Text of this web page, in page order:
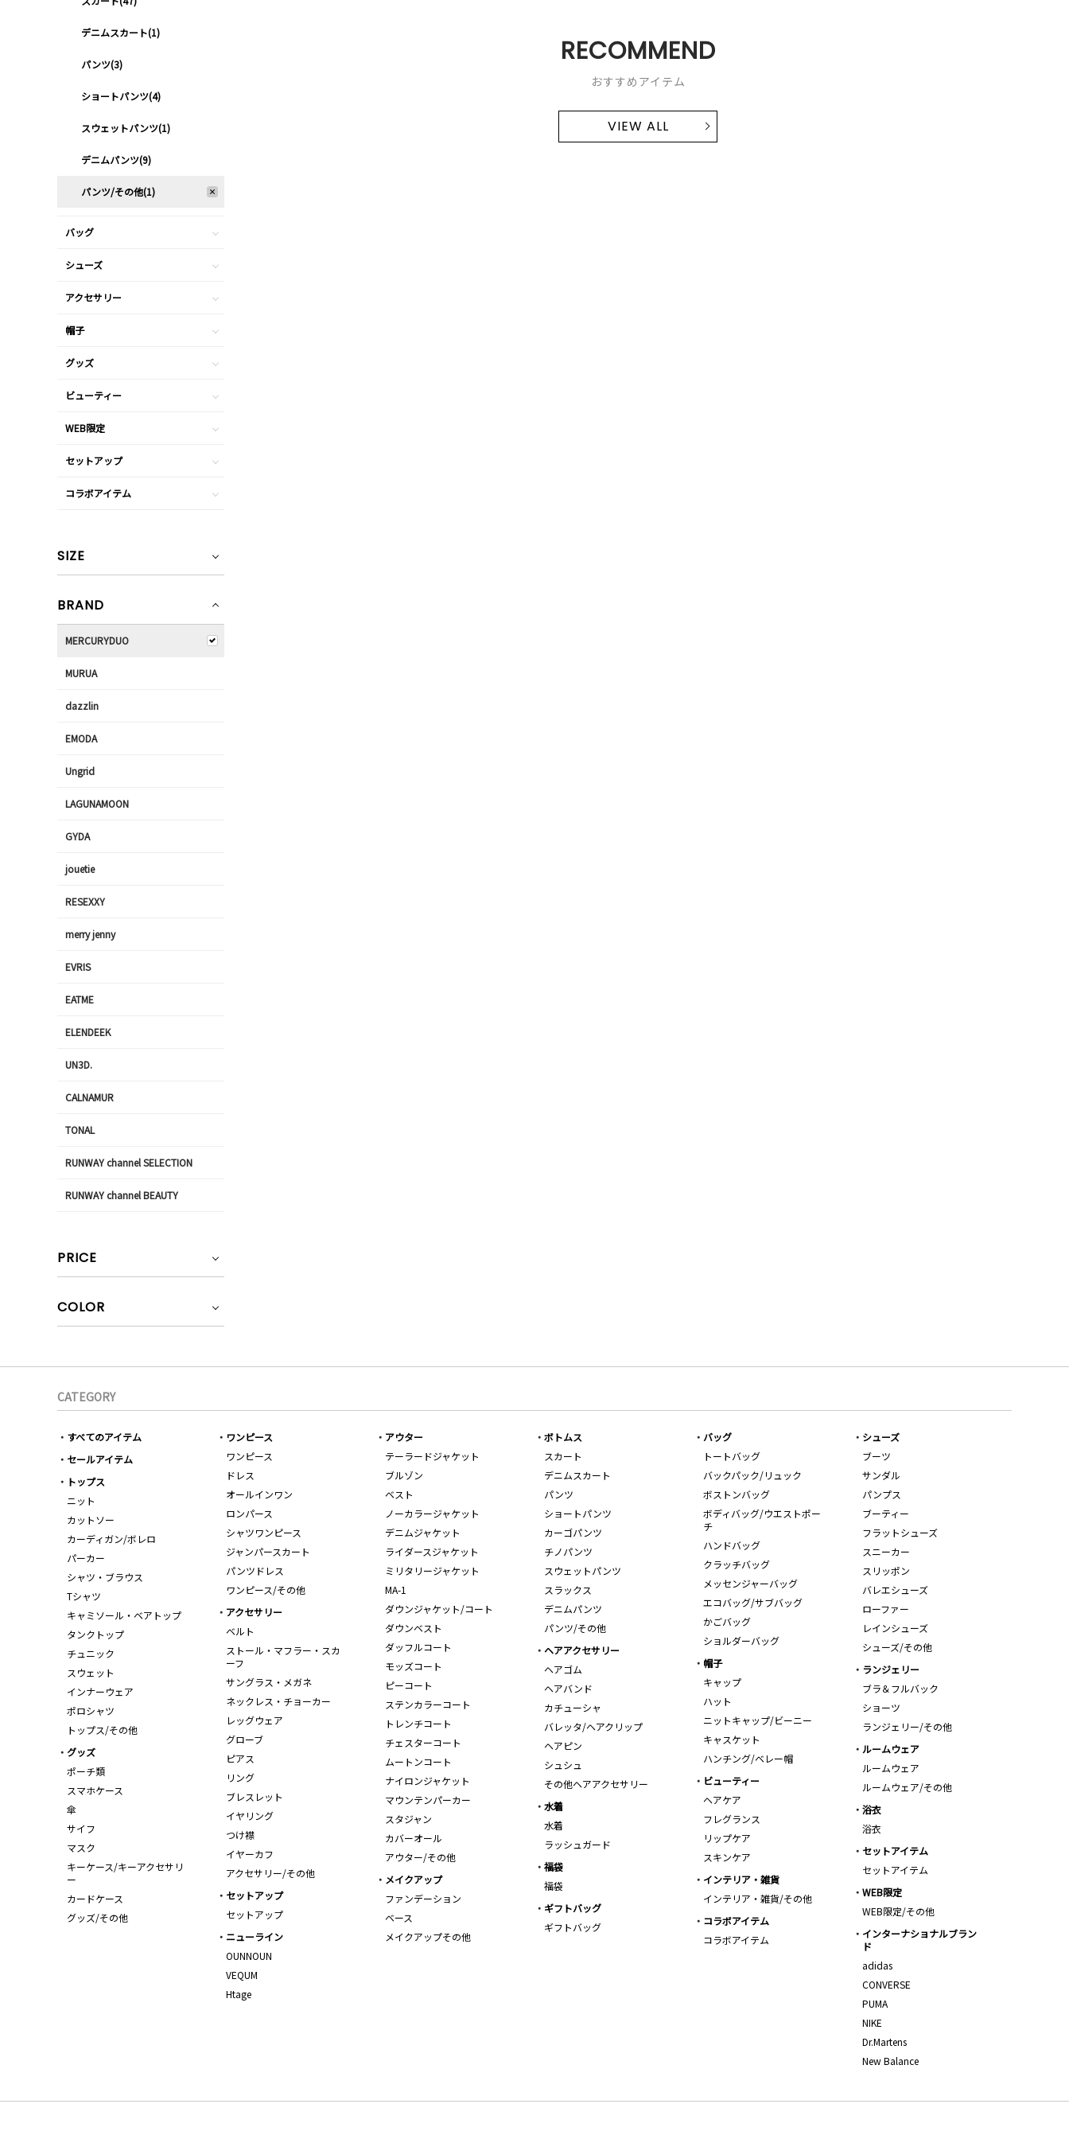
RECOMMEND
おすすめアイテム
VIEW ALL
デニムスカート(1)
パンツ(3)
ショートパンツ(4)
スウェットパンツ(1)
デニムパンツ(9)
パンツ/その他(1)
バッグ
シューズ
アクセサリー
帽子
グッズ
ビューティー
WEB限定
セットアップ
コラボアイテム
SIZE
BRAND
MERCURYDUO
MURUA
dazzlin
EMODA
Ungrid
LAGUNAMOON
GYDA
jouetie
RESEXXY
merry jenny
EVRIS
EATME
ELENDEEK
UN3D.
CALNAMUR
TONAL
RUNWAY channel SELECTION
RUNWAY channel BEAUTY
PRICE
COLOR
CATEGORY
すべてのアイテム
セールアイテム
トップス
ニット
カットソー
カーディガン/ボレロ
パーカー
シャツ・ブラウス
Tシャツ
キャミソール・ベアトップ
タンクトップ
チュニック
スウェット
インナーウェア
ポロシャツ
トップス/その他
ワンピース
ワンピース
ドレス
オールインワン
ロンパース
シャツワンピース
ジャンパースカート
パンツドレス
ワンピース/その他
アウター
テーラードジャケット
ブルゾン
ベスト
ノーカラージャケット
デニムジャケット
ライダースジャケット
ミリタリージャケット
MA-1
ダウンジャケット/コート
ダウンベスト
ダッフルコート
モッズコート
ピーコート
ステンカラーコート
トレンチコート
チェスターコート
ムートンコート
ナイロンジャケット
マウンテンパーカー
スタジャン
カバーオール
アウター/その他
ボトムス
スカート
デニムスカート
パンツ
ショートパンツ
カーゴパンツ
チノパンツ
スウェットパンツ
スラックス
デニムパンツ
パンツ/その他
バッグ
トートバッグ
バックパック/リュック
ボストンバッグ
ボディバッグ/ウエストポー
チ
ハンドバッグ
クラッチバッグ
メッセンジャーバッグ
エコバッグ/サブバッグ
かごバッグ
ショルダーバッグ
シューズ
ブーツ
サンダル
パンプス
ブーティー
フラットシューズ
スニーカー
スリッポン
バレエシューズ
ローファー
レインシューズ
シューズ/その他
アクセサリー
ベルト
ストール・マフラー・スカ
ーフ
サングラス・メガネ
ネックレス・チョーカー
レッグウェア
グローブ
ピアス
リング
ブレスレット
イヤリング
つけ襟
イヤーカフ
アクセサリー/その他
ヘアアクセサリー
ヘアゴム
ヘアバンド
カチューシャ
バレッタ/ヘアクリップ
ヘアピン
シュシュ
その他ヘアアクセサリー
帽子
キャップ
ハット
ニットキャップ/ビーニー
キャスケット
ハンチング/ベレー帽
ランジェリー
ブラ＆フルバック
ショーツ
ランジェリー/その他
ルームウェア
ルームウェア
ルームウェア/その他
グッズ
ポーチ類
スマホケース
傘
サイフ
マスク
キーケース/キーアクセサリ
ー
カードケース
グッズ/その他
ビューティー
ヘアケア
フレグランス
リップケア
スキンケア
水着
水着
ラッシュガード
浴衣
浴衣
セットアイテム
セットアイテム
福袋
福袋
メイクアップ
ファンデーション
ベース
メイクアップその他
インテリア・雑貨
インテリア・雑貨/その他
WEB限定
WEB限定/その他
セットアップ
セットアップ
ギフトバッグ
ギフトバッグ
コラボアイテム
コラボアイテム
インターナショナルブラン
ド
adidas
CONVERSE
PUMA
NIKE
Dr.Martens
New Balance
ニューライン
OUNNOUN
VEQUM
Htage